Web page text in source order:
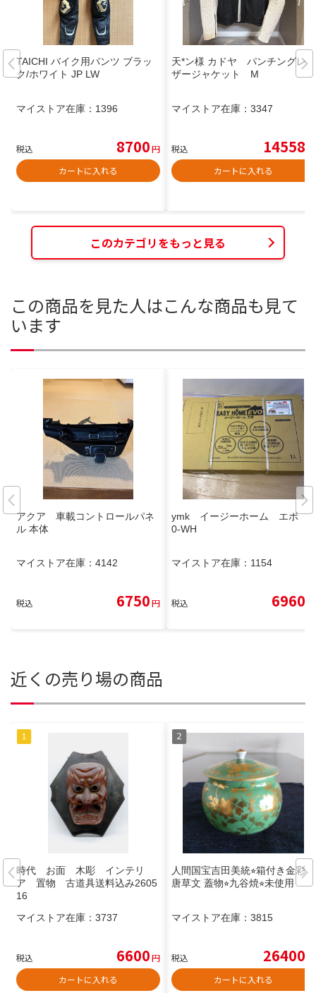
TAICHI バイク用パンツ ブラッ
ク/ホワイト JP LW
マイストア在庫： 1396
税込 8700円
カートに入れる
天*ン様 カドヤ パンチングレ
ザージャケット M
マイストア在庫： 3347
税込 14558
カートに入れる
このカテゴリをもっと見る
この商品を見た人はこんな商品も見て
います
アクア 車載コントロールパネ
ル 本体
マイストア在庫： 4142
税込 6750円
ymk イージーホーム エボ 8
0-WH
マイストア在庫： 1154
税込 6960
近くの売り場の商品
時代 お面 木彫 インテリ
ア 置物 古道具送料込み2605
16
マイストア在庫： 3737
税込 6600円
カートに入れる
人間国宝吉田美統⭐︎箱付き金彩花
唐草文 蓋物⭐︎九谷焼⭐︎未使用
マイストア在庫： 3815
税込 26400
カートに入れる